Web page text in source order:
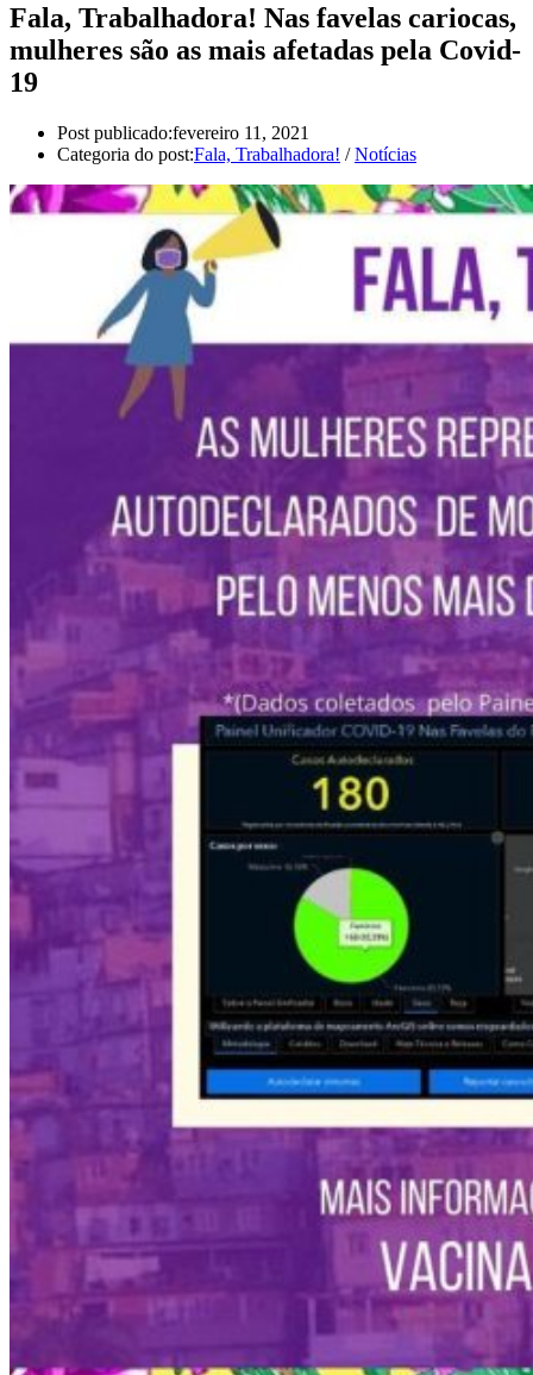
Fala, Trabalhadora! Nas favelas cariocas,
mulheres são as mais afetadas pela Covid-
19
Post publicado:fevereiro 11, 2021
Categoria do post:Fala, Trabalhadora! / Notícias